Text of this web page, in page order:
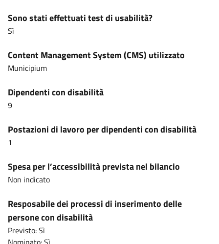
Sono stati effettuati test di usabilità?
Sì
Content Management System (CMS) utilizzato
Municipium
Dipendenti con disabilità
9
Postazioni di lavoro per dipendenti con disabilità
1
Spesa per l’accessibilità prevista nel bilancio
Non indicato
Resposabile dei processi di inserimento delle
persone con disabilità
Previsto: Sì